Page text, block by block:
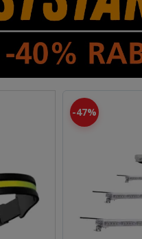
47%